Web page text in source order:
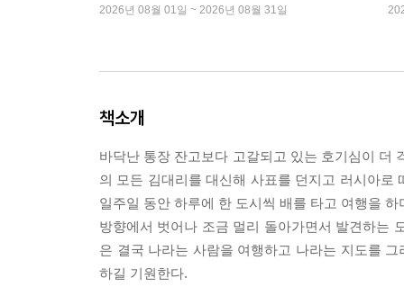
2026년 08월 01일 ~ 2026년 08월 31일
책소개
바닥난 통장 잔고보다 고갈되고 있는 호기심이 더
의 모든 김대리를 대신해 사표를 던지고 러시아
일주일 동안 하루에 한 도시씩 배를 타고 여행을
방향에서 벗어나 조금 멀리 돌아가면서 발견하는
은 결국 나라는 사람을 여행하고 나라는 지도를
하길 기원한다.